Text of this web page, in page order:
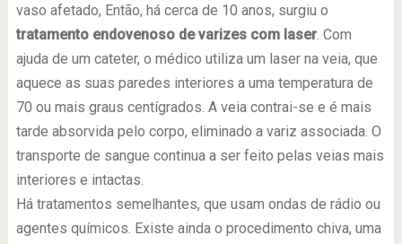
vaso afetado, Então, há cerca de 10 anos, surgiu o
tratamento endovenoso de varizes com laser. Com
ajuda de um cateter, o médico utiliza um laser na veia, que
aquece as suas paredes interiores a uma temperatura de
70 ou mais graus centígrados. A veia contrai-se e é mais
tarde absorvida pelo corpo, eliminado a variz associada. O
transporte de sangue continua a ser feito pelas veias mais
interiores e intactas.
Há tratamentos semelhantes, que usam ondas de rádio ou
agentes químicos. Existe ainda o procedimento chiva, uma